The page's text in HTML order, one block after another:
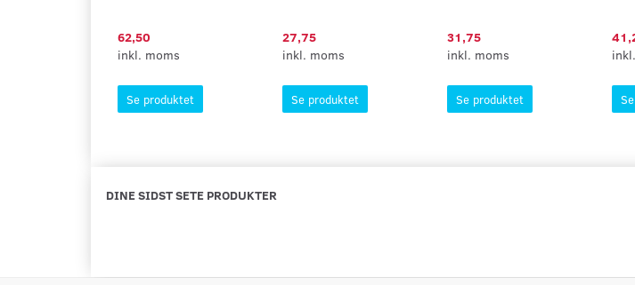
62,50
inkl. moms
Se produktet
27,75
inkl. moms
Se produktet
31,75
inkl. moms
Se produktet
DINE SIDST SETE PRODUKTER